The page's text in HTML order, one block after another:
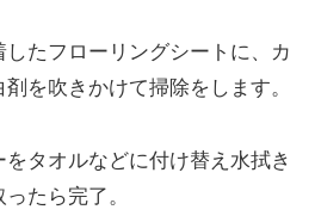
たフローリングシートに、カ
を吹きかけて掃除をします。
タオルなどに付け替え水拭き
たら完了。